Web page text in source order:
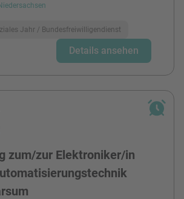
Jahr / Bundesfreiwilligendienst
Details ansehen
zum/zur Elektroniker/in